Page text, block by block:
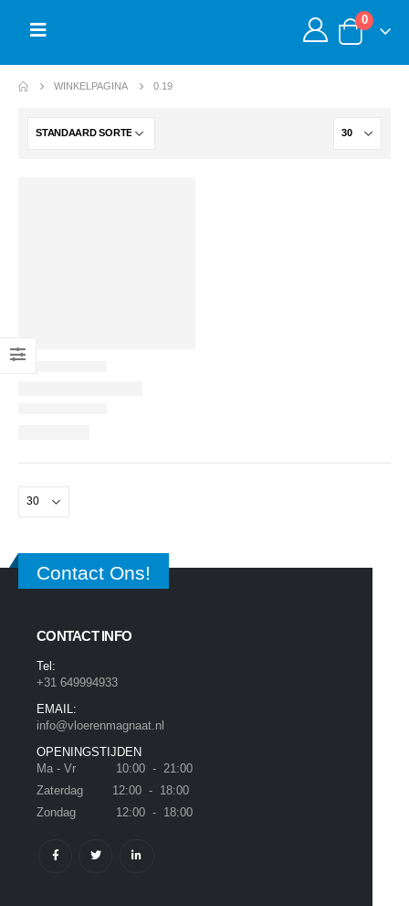
0
WINKELPAGINA 0.19
Contact Ons!
CONTACT INFO
Tel:
+31 649994933
EMAIL:
info@vloerenmagnaat.nl
OPENINGSTIJDEN
Ma - Vr 10:00 - 21:00
Zaterdag 12:00 - 18:00
Zondag 12:00 - 18:00